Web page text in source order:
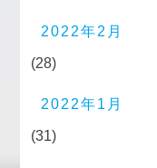
2022年2月
(28)
2022年1月
(31)